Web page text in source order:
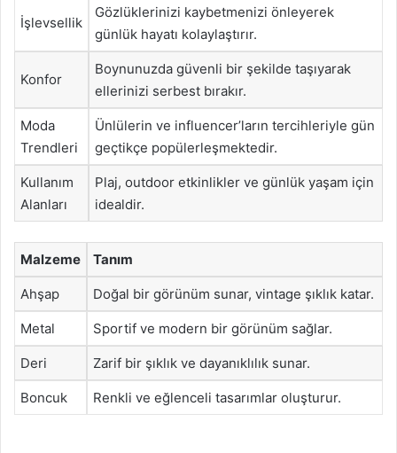
İşlevsellik
Gözlüklerinizi kaybetmenizi önleyerek
günlük hayatı kolaylaştırır.
Konfor
Boynunuzda güvenli bir şekilde taşıyarak
ellerinizi serbest bırakır.
Moda
Trendleri
Ünlülerin ve influencer’ların tercihleriyle gün
geçtikçe popülerleşmektedir.
Kullanım
Alanları
Plaj, outdoor etkinlikler ve günlük yaşam için
idealdir.
Malzeme Tanım
Ahşap Doğal bir görünüm sunar, vintage şıklık katar.
Metal Sportif ve modern bir görünüm sağlar.
Deri Zarif bir şıklık ve dayanıklılık sunar.
Boncuk Renkli ve eğlenceli tasarımlar oluşturur.